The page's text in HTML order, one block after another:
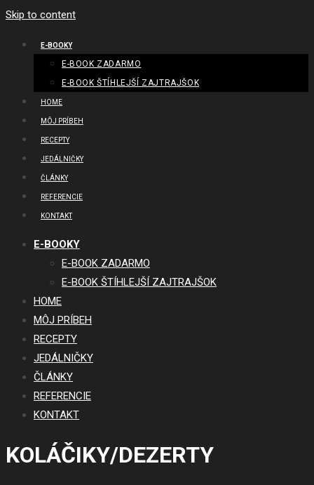
Skip to content
E-BOOKY
E-BOOK ZADARMO
E-BOOK ŠTÍHLEJŠÍ ZAJTRAJŠOK
HOME
MÔJ PRÍBEH
RECEPTY
JEDÁLNIČKY
ČLÁNKY
REFERENCIE
KONTAKT
E-BOOKY
E-BOOK ZADARMO
E-BOOK ŠTÍHLEJŠÍ ZAJTRAJŠOK
HOME
MÔJ PRÍBEH
RECEPTY
JEDÁLNIČKY
ČLÁNKY
REFERENCIE
KONTAKT
KOLÁČIKY/DEZERTY